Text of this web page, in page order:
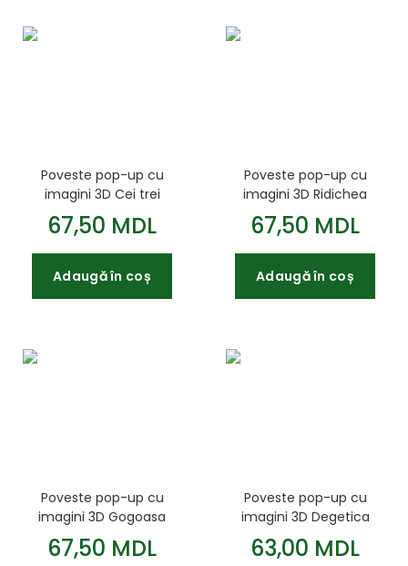
Poveste pop-up cu
imagini 3D Cei trei
purcelusi
67,50 MDL
Adaugă în coș
Poveste pop-up cu
imagini 3D Ridichea
uriasa
67,50 MDL
Adaugă în coș
Poveste pop-up cu
imagini 3D Gogoasa
67,50 MDL
Poveste pop-up cu
imagini 3D Degetica
63,00 MDL